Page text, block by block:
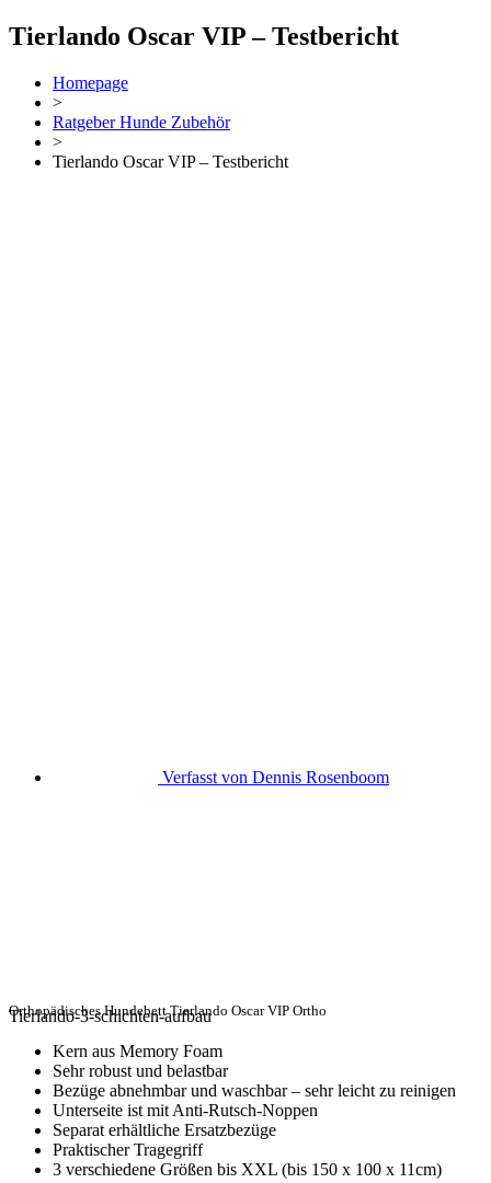
Tierlando Oscar VIP – Testbericht
Homepage
>
Ratgeber Hunde Zubehör
>
Tierlando Oscar VIP – Testbericht
Verfasst von Dennis Rosenboom
Tierlando-3-schichten-aufbau
Orthopädisches Hundebett Tierlando Oscar VIP Ortho
Kern aus Memory Foam
Sehr robust und belastbar
Bezüge abnehmbar und waschbar – sehr leicht zu reinigen
Unterseite ist mit Anti-Rutsch-Noppen
Separat erhältliche Ersatzbezüge
Praktischer Tragegriff
3 verschiedene Größen bis XXL (bis 150 x 100 x 11cm)